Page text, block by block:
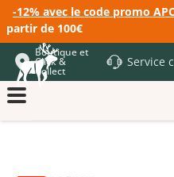
-12% avec le code promo
partir de 100€
Boutique et
Click &
Collect
Service